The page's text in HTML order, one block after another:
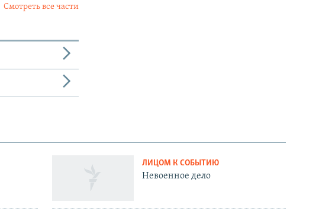
Смотреть все части
ЛИЦОМ К СОБЫТИЮ
Невоенное дело